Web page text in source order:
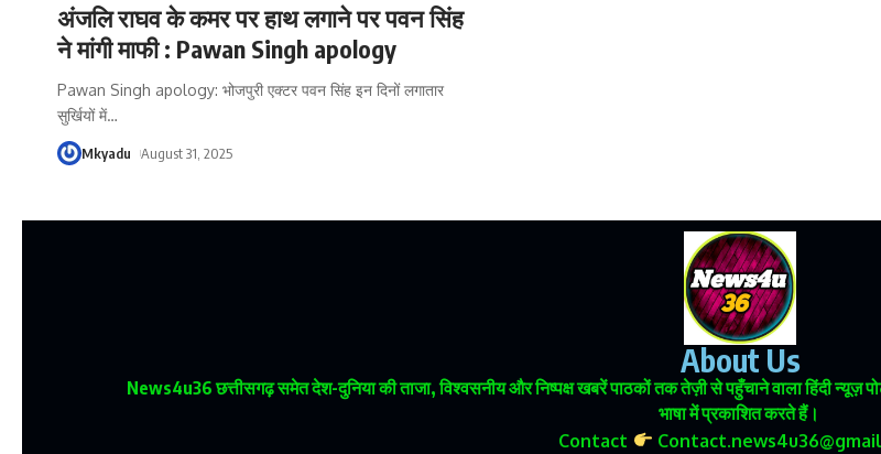
अंजलि राघव के कमर पर हाथ लगाने पर पवन सिंह
ने मांगी माफी : Pawan Singh apology
Pawan Singh apology: भोजपुरी एक्टर पवन सिंह इन दिनों लगातार
सुर्खियों में…
Mkyadu August 31, 2025
About Us
News4u36छत्तीसगढ़ समेत देश-दुनिया की ताजा, विश्वसनीय और निष्पक्ष खबरें पाठकों तक तेज़ी से पहुँचाने वाला हिंदी
भाषा में प्रकाशित करते हैं।
Contact